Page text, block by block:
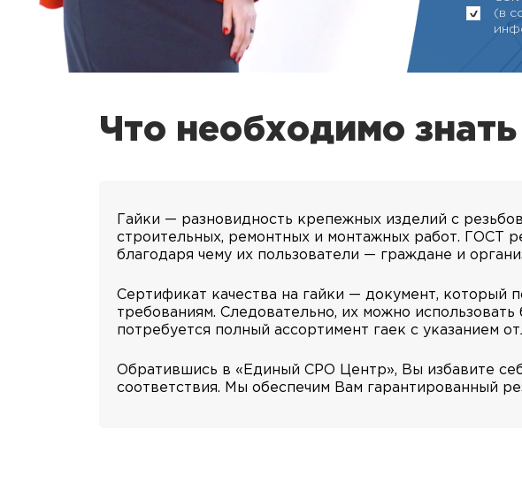
(в
Что необходимо
Гайки — разновидность крепежных изделий с
строительных, ремонтных и монтажных работ. ГОСТ
благодаря чему их пользователи — граждане и
Сертификат качества на гайки — документ, который
требованиям. Следовательно, их можно
потребуется полный ассортимент гаек с указанием
Обратившись в «Единый СРО Центр», Вы избавите
соответствия. Мы обеспечим Вам гарантированный